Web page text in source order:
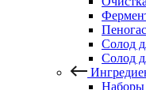
Солод
Солод
Наборы